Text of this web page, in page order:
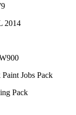
2014
Jobs Pack
Pack